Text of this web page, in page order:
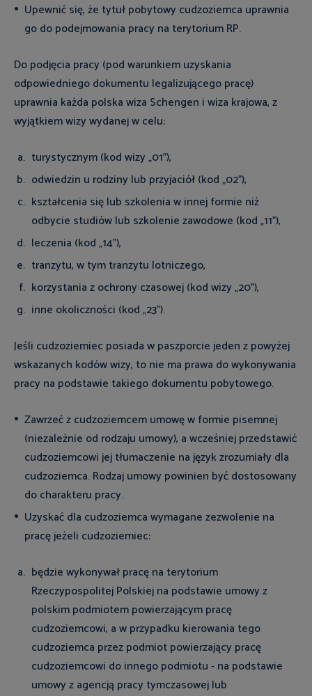
Upewnić się, że tytuł pobytowy cudzoziemca uprawnia
go do podejmowania pracy na terytorium RP.
Do podjęcia pracy (pod warunkiem uzyskania
odpowiedniego dokumentu legalizującego pracę)
uprawnia każda polska wiza Schengen i wiza krajowa, z
wyjątkiem wizy wydanej w celu:
turystycznym (kod wizy „01”),
odwiedzin u rodziny lub przyjaciół (kod „02”),
kształcenia się lub szkolenia w innej formie niż
odbycie studiów lub szkolenie zawodowe (kod „11”),
leczenia (kod „14”),
tranzytu, w tym tranzytu lotniczego,
korzystania z ochrony czasowej (kod wizy „20”),
inne okoliczności (kod „23”).
Jeśli cudzoziemiec posiada w paszporcie jeden z powyżej
wskazanych kodów wizy, to nie ma prawa do wykonywania
pracy na podstawie takiego dokumentu pobytowego.
Zawrzeć z cudzoziemcem umowę w formie pisemnej
(niezależnie od rodzaju umowy), a wcześniej przedstawić
cudzoziemcowi jej tłumaczenie na język zrozumiały dla
cudzoziemca. Rodzaj umowy powinien być dostosowany
do charakteru pracy.
Uzyskać dla cudzoziemca wymagane zezwolenie na
pracę jeżeli cudzoziemiec:
będzie wykonywał pracę na terytorium
Rzeczypospolitej Polskiej na podstawie umowy z
polskim podmiotem powierzającym pracę
cudzoziemcowi, a w przypadku kierowania tego
cudzoziemca przez podmiot powierzający pracę
cudzoziemcowi do innego podmiotu - na podstawie
umowy z agencją pracy tymczasowej lub